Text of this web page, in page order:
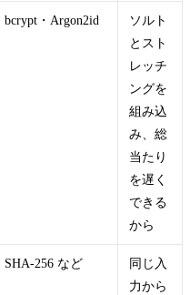
bcrypt・Argon2id
ソルト
とスト
レッチ
ングを
組み込
み、総
当たり
を遅く
できる
から
SHA-256 など
同じ入
力から